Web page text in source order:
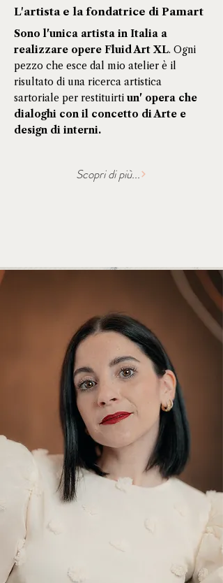
L'artista e la fondatrice di Pamart
Sono l'unica artista in Italia a
realizzare opere Fluid Art XL. Ogni
pezzo che esce dal mio atelier è il
risultato di una ricerca artistica
sartoriale per restituirti un' opera che
dialoghi con il concetto di Arte e
design di interni.
Scopri di più...